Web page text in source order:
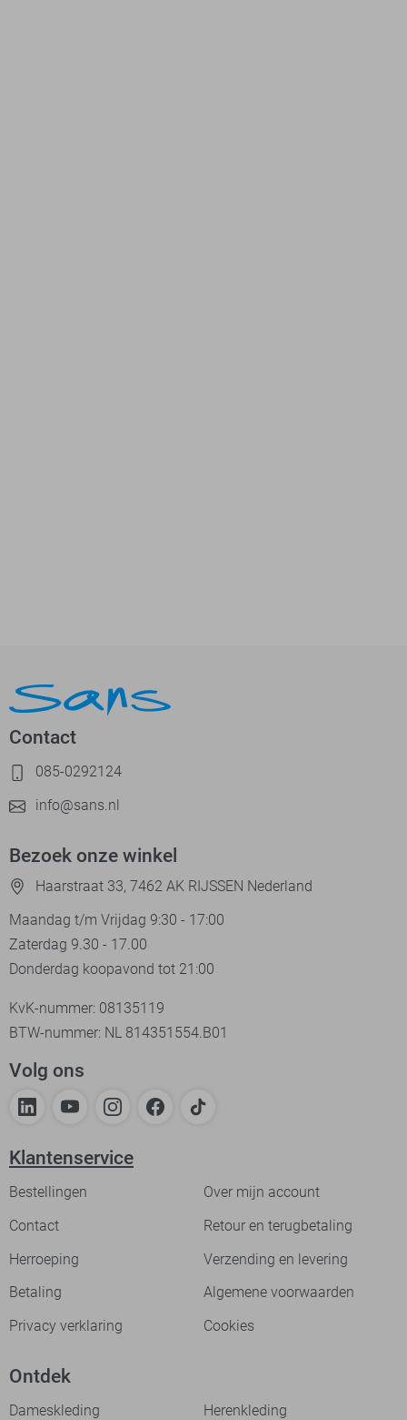
Contact
085-0292124
info@sans.nl
Bezoek onze winkel
Haarstraat 33, 7462 AK RIJSSEN Nederland
Maandag t/m Vrijdag 9:30 - 17:00
Zaterdag 9.30 - 17.00
Donderdag koopavond tot 21:00
KvK-nummer: 08135119
BTW-nummer: NL 814351554.B01
Volg ons
Klantenservice
Bestellingen
Over mijn account
Contact
Retour en terugbetaling
Herroeping
Verzending en levering
Betaling
Algemene voorwaarden
Privacy verklaring
Cookies
Ontdek
Dameskleding
Herenkleding